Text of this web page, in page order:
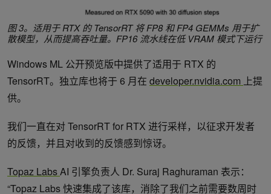
图 3。适用于 RTX 的 TensorRT 将 FP8 和 FP4 GEMMs 用于扩
散模型，从而提高吞吐量。FP16 流水线在低 VRAM 模式下运行
Windows ML 公开预览版中提供了适用于 RTX 的
TensorRT。独立库也将于 6 月在 developer.nvidia.com 上提
供。
我们一直在对 TensorRT for RTX 进行采样，以征求开发者
的反馈，并且对收到的反馈感到惊讶。
Topaz LabsAI 引擎负责人 Dr. Suraj Raghuraman 表示：
“Topaz Labs 快速集成了该库，消除了我们之前需要数周时